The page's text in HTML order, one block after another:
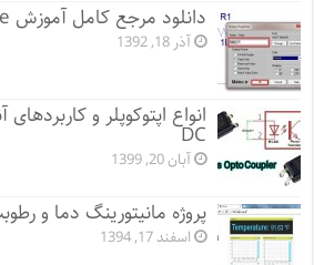
دانلود مرجع کامل آموزش OrCAD PSpice
آذر 18, 1392
DC
آبان 20, 1399
پروژه مانيتورينگ دما و
اسفند 17, 1394